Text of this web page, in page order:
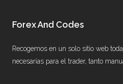
Forex And Codes
Recogemos en un solo sitio web
necesarias para el trader, tanto